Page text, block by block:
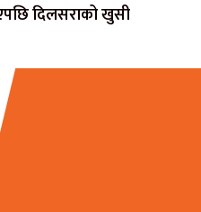
दिलसराको खुसी